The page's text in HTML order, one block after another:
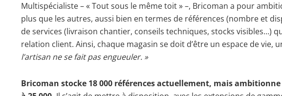
Multispécialiste – « Tout sous le même toit » –, Bricoman a pour
plus que les autres, aussi bien en termes de références (nombre et
de services (livraison chantier, conseils techniques, stocks visibles…)
relation client. Ainsi, chaque magasin se doit d’être un espace de vie,
l’artisan ne se fait pas engueuler. »
Bricoman stocke 18 000 références actuellement, mais ambitionne